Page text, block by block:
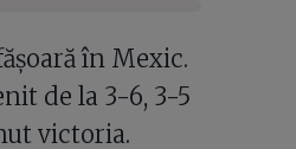
în Mexic.
de la 3-6, 3-5
victoria.